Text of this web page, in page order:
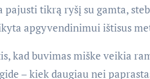
pajusti tikrą ryšį su gamta,
apgyvendinimui ištisus
kad buvimas miške veikia
– kiek daugiau nei